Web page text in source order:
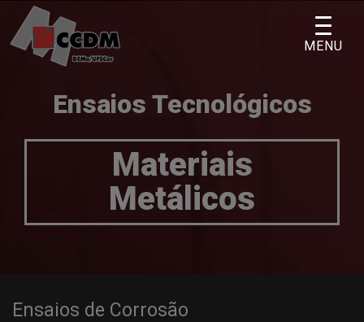
content
Ensaios Tecnológicos
Materiais
Metálicos
Ensaios de Corrosão
MENU